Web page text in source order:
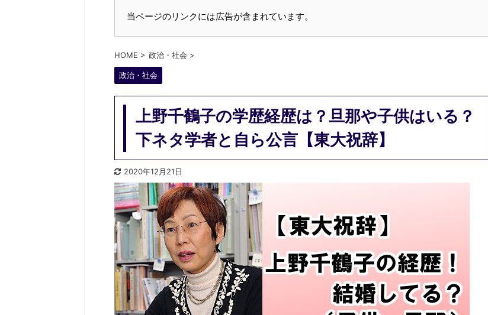
当ページのリンクには広告が含まれています。
HOME > 政治・社会 >
政治・社会
上野千鶴子の学歴経歴は？旦那や子供はいる？
下ネタ学者と自ら公言【東大祝辞】
2020年12月21日